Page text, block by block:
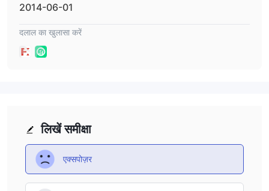
2014-06-01
दलाल का खुलासा करें
लिखें समीक्षा
एक्सपोज़र